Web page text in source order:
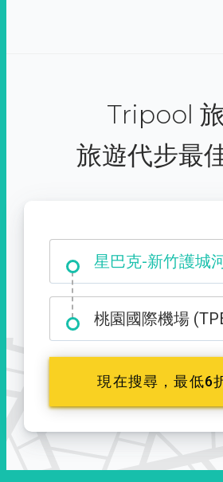
Tripool
旅遊代步最
星巴克-新竹護城
大霸尖山登山口
桃園國際機場
現在搜尋，最低6